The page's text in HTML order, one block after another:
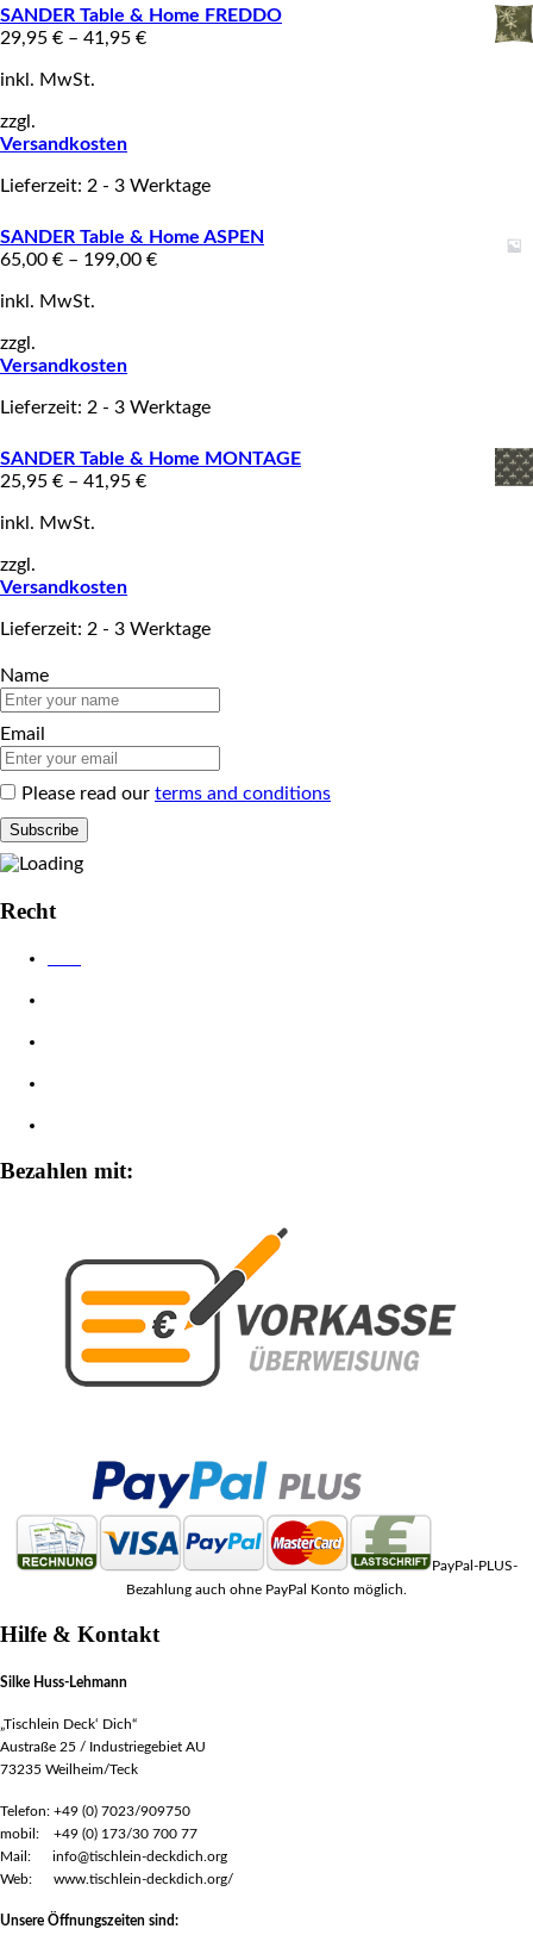
SANDER Table & Home FREDDO
29,95 € – 41,95 €
inkl. MwSt.
zzgl.
Versandkosten
Lieferzeit: 2 - 3 Werktage
SANDER Table & Home ASPEN
65,00 € – 199,00 €
inkl. MwSt.
zzgl.
Versandkosten
Lieferzeit: 2 - 3 Werktage
SANDER Table & Home MONTAGE
25,95 € – 41,95 €
inkl. MwSt.
zzgl.
Versandkosten
Lieferzeit: 2 - 3 Werktage
Name
Email
Please read our terms and conditions
Recht
Bezahlen mit:
PayPal-PLUS-
Bezahlung auch ohne PayPal Konto möglich.
Hilfe & Kontakt
Silke Huss-Lehmann
„Tischlein Deck‘ Dich“
Austraße 25 / Industriegebiet AU
73235 Weilheim/Teck
Telefon: +49 (0) 7023/909750
mobil: +49 (0) 173/30 700 77
Mail: info@tischlein-deckdich.org
Web: www.tischlein-deckdich.org/
Unsere Öffnungszeiten sind: